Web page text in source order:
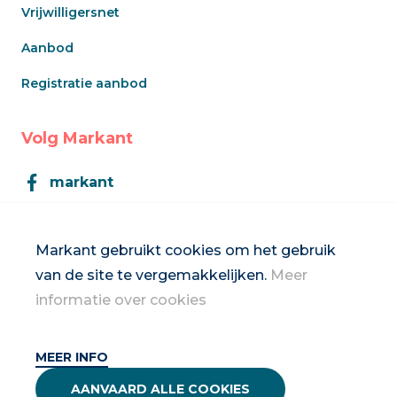
Markant gebruikt cookies om het gebruik
van de site te vergemakkelijken. Meer
informatie over cookies
MEER INFO
AANVAARD ALLE COOKIES
Vrijwilligersnet
Aanbod
Registratie aanbod
Volg Markant
markant
Inschrijven op de nieuwsbrief
2026 Vrouwennet vzw
Privacybeleid & disclaimer